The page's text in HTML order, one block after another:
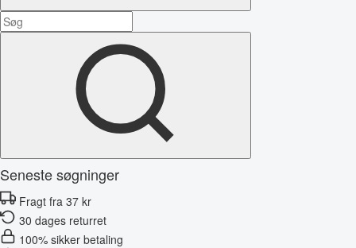
Seneste søgninger
Fragt fra 37 kr
30 dages returret
100% sikker betaling